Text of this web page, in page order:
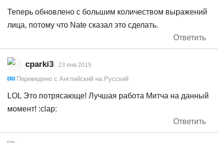
Теперь обновлено с большим количеством выражений
лица, потому что Nate сказал это сделать.
Ответить
cparki3 23 янв 2015
Переведено с Английский на Русский
LOL Это потрясающе! Лучшая работа Митча на данный
момент! :clap:
Ответить